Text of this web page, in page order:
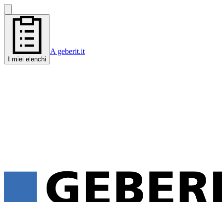
I miei elenchi
A geberit.it